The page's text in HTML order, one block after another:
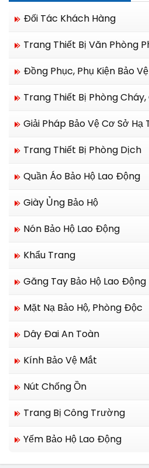
Đối Tác Khách Hàng
Trang Thiết Bị Văn Phòng
Đồng Phục, Phụ Kiện Bảo Vệ
Trang Thiết Bị Phòng
Giải Pháp Bảo Vệ Cơ Sở
Trang Thiết Bị Phòng Dịch
Quần Áo Bảo Hộ Lao Động
Giày Ủng Bảo Hộ
Nón Bảo Hộ Lao Động
Khẩu Trang
Găng Tay Bảo Hộ Lao Động
Mặt Nạ Bảo Hộ, Phòng Độc
Dây Đai An Toàn
Kính Bảo Vệ Mắt
Nút Chống Ồn
Trang Bị Công Trường
Yếm Bảo Hộ Lao Động